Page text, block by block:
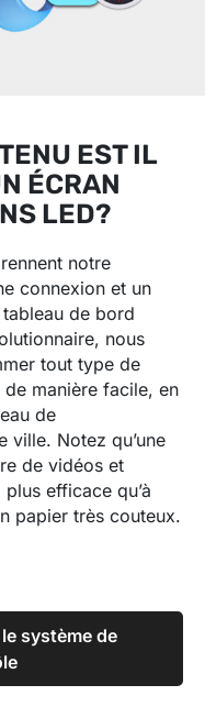
EST IL
ÉCRAN
LED?
notre
connexion et un
de bord
nous
tout type de
de manière facile, en
de
ville. Notez qu’une
de vidéos et
efficace qu’à
papier très couteux.
système de